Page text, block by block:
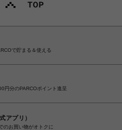
で貯まる＆使える
円分のPARCOポイント進呈
アプリ）
のお買い物がオトクに